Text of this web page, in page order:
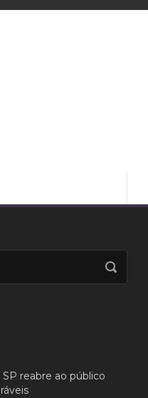
reabre ao público